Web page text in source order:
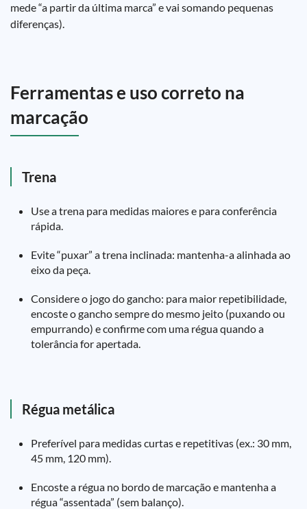
mede “a partir da última marca” e vai somando pequenas
diferenças).
Ferramentas e uso correto na
marcação
Trena
Use a trena para medidas maiores e para conferência
rápida.
Evite “puxar” a trena inclinada: mantenha-a alinhada ao
eixo da peça.
Considere o jogo do gancho: para maior repetibilidade,
encoste o gancho sempre do mesmo jeito (puxando ou
empurrando) e confirme com uma régua quando a
tolerância for apertada.
Régua metálica
Preferível para medidas curtas e repetitivas (ex.: 30 mm,
45 mm, 120 mm).
Encoste a régua no bordo de marcação e mantenha a
régua “assentada” (sem balanço).